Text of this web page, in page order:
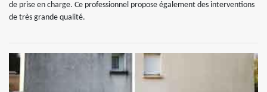
de prise en charge. Ce professionnel propose également des interventions
de très grande qualité.